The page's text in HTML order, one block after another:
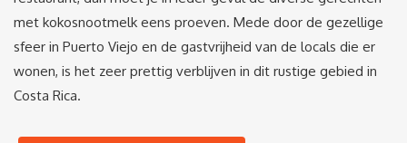
met kokosnootmelk eens proeven. Mede door de gezellige
sfeer in Puerto Viejo en de gastvrijheid van de locals die er
wonen, is het zeer prettig verblijven in dit rustige gebied in
Costa Rica.